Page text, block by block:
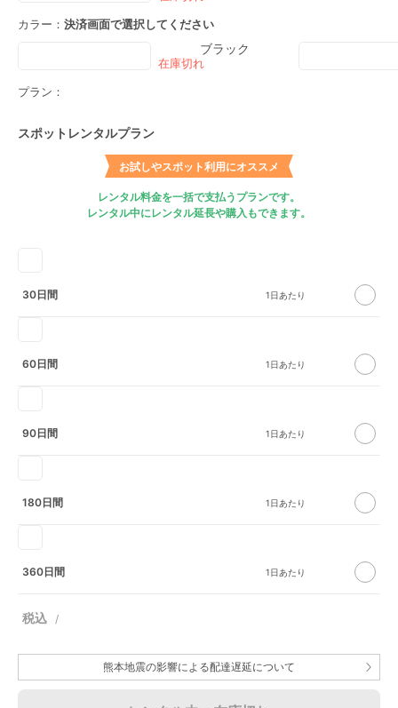
カラー： 決済画面で選択してください
ブラック
プラン：
スポットレンタルプラン
お試しやスポット利用にオススメ
レンタル料金を一括で支払うプランです。
レンタル中にレンタル延長や購入もできます。
30日間
60日間
90日間
180日間
360日間
熊本地震の影響による配達遅延について